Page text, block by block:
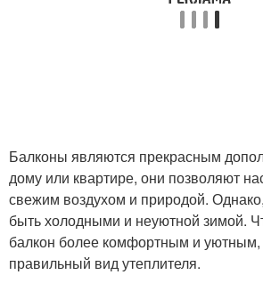
Балконы являются прекрасным
дому или квартире, они позволяют
свежим воздухом и природой.
быть холодными и неуютной зимой.
балкон более комфортным и
правильный вид утеплителя.